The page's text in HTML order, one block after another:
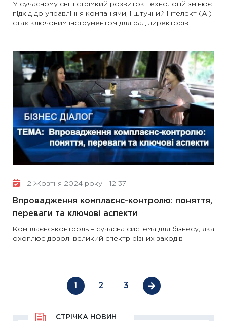
У сучасному світі стрімкий розвиток технологій змінює
підхід до управління компаніями, і штучний інтелект (АІ)
стає ключовим інструментом для рад директорів
2 Жовтня 2024 року - 12:37
Впровадження комплаєнс-контролю: поняття,
переваги та ключові аспекти
Комплаєнс-контроль – сучасна система для бізнесу, яка
охоплює доволі великий спектр різних заходів
1 2 3
СТРІЧКА НОВИН